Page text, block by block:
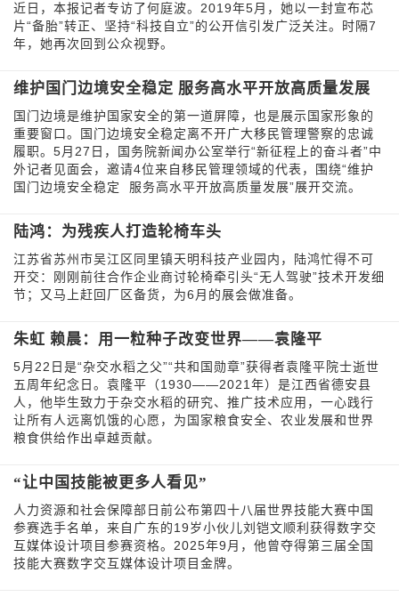
近日，本报记者专访了何庭波。2019年5月，她以一封宣布芯
片“备胎”转正、坚持“科技自立”的公开信引发广泛关注。时隔7
年，她再次回到公众视野。
维护国门边境安全稳定 服务高水平开放高质量发展
国门边境是维护国家安全的第一道屏障，也是展示国家形象的
重要窗口。国门边境安全稳定离不开广大移民管理警察的忠诚
履职。5月27日，国务院新闻办公室举行“新征程上的奋斗者”中
外记者见面会，邀请4位来自移民管理领域的代表，围绕“维护
国门边境安全稳定 服务高水平开放高质量发展”展开交流。
陆鸿：为残疾人打造轮椅车头
江苏省苏州市吴江区同里镇天明科技产业园内，陆鸿忙得不可
开交：刚刚前往合作企业商讨轮椅牵引头“无人驾驶”技术开发细
节；又马上赶回厂区备货，为6月的展会做准备。
朱虹 赖晨：用一粒种子改变世界——袁隆平
5月22日是“杂交水稻之父”“共和国勋章”获得者袁隆平院士逝世
五周年纪念日。袁隆平（1930——2021年）是江西省德安县
人，他毕生致力于杂交水稻的研究、推广技术应用，一心践行
让所有人远离饥饿的心愿，为国家粮食安全、农业发展和世界
粮食供给作出卓越贡献。
“让中国技能被更多人看见”
人力资源和社会保障部日前公布第四十八届世界技能大赛中国
参赛选手名单，来自广东的19岁小伙儿刘铠文顺利获得数字交
互媒体设计项目参赛资格。2025年9月，他曾夺得第三届全国
技能大赛数字交互媒体设计项目金牌。